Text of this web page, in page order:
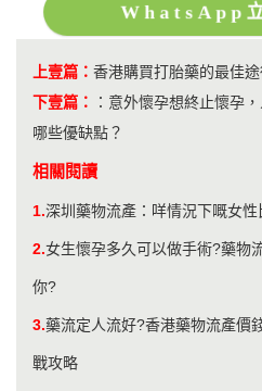
WhatsApp
上壹篇： 香港購買打胎藥的最佳
下壹篇：
： 意外懷孕想終止懷孕
哪些優缺點？
相關閱讀
1.深圳藥物流產：咩情況下嘅女性
2.女生懷孕多久可以做手術?藥物
你?
3.藥流定人流好?香港藥物流產價
戰攻略